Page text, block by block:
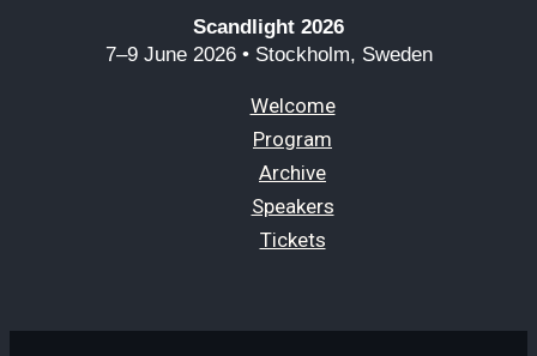
Scandlight 2026
7–9 June 2026 • Stockholm, Sweden
Welcome
Program
Archive
Speakers
Tickets